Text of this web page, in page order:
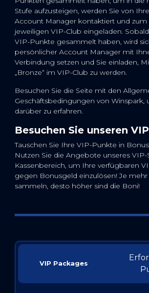
Stufe aufzusteigen, werden Sie von
Account Manager kontaktiert und zum
jeweiligen VIP-Club eingeladen.
VIP-Punkte gesammelt haben, wird
persönlicher Account Manager mit
Verbindung setzen und Sie einladen,
„Bronze“ im VIP-Club zu werden.
Besuchen Sie die Seite mit den
Geschäftsbedingungen von Winspark,
darüber zu erfahren.
Besuchen Sie unseren
Tauschen Sie Ihre VIP-Punkte in
Nutzen Sie die Angebote unseres
Kassenbereich, um Ihre verfügbaren
gegen Bonusgeld einzulösen! Je mehr
sammeln, desto höher sind die Boni!
VIP Packages